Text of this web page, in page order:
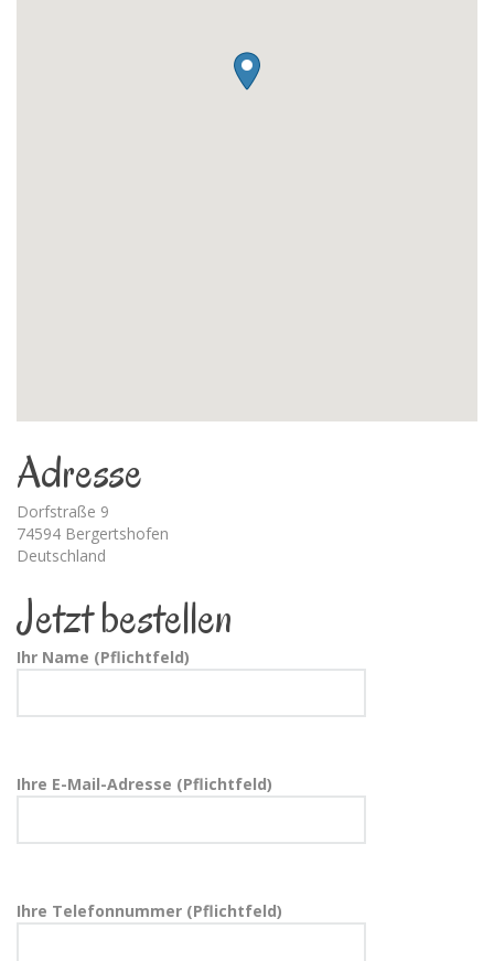
Adresse
Dorfstraße 9
74594 Bergertshofen
Deutschland
Jetzt bestellen
Ihr Name (Pflichtfeld)
Ihre E-Mail-Adresse (Pflichtfeld)
Ihre Telefonnummer (Pflichtfeld)